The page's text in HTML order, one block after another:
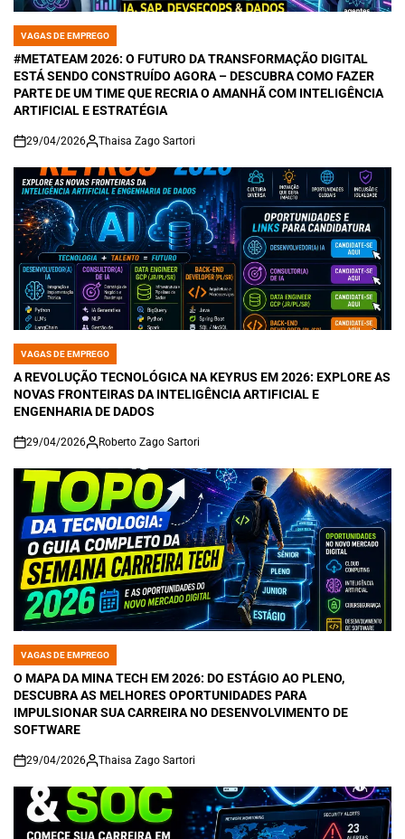
POSTED
IN
VAGAS DE EMPREGO
#METATEAM 2026: O FUTURO DA TRANSFORMAÇÃO DIGITAL
ESTÁ SENDO CONSTRUÍDO AGORA – DESCUBRA COMO FAZER
PARTE DE UM TIME QUE RECRIA O AMANHÃ COM INTELIGÊNCIA
ARTIFICIAL E ESTRATÉGIA
on
29/04/2026 Thaisa Zago Sartori
POSTED
IN
VAGAS DE EMPREGO
A REVOLUÇÃO TECNOLÓGICA NA KEYRUS EM 2026: EXPLORE AS
NOVAS FRONTEIRAS DA INTELIGÊNCIA ARTIFICIAL E
ENGENHARIA DE DADOS
on
29/04/2026 Roberto Zago Sartori
POSTED
IN
VAGAS DE EMPREGO
O MAPA DA MINA TECH EM 2026: DO ESTÁGIO AO PLENO,
DESCUBRA AS MELHORES OPORTUNIDADES PARA
IMPULSIONAR SUA CARREIRA NO DESENVOLVIMENTO DE
SOFTWARE
on
29/04/2026 Thaisa Zago Sartori